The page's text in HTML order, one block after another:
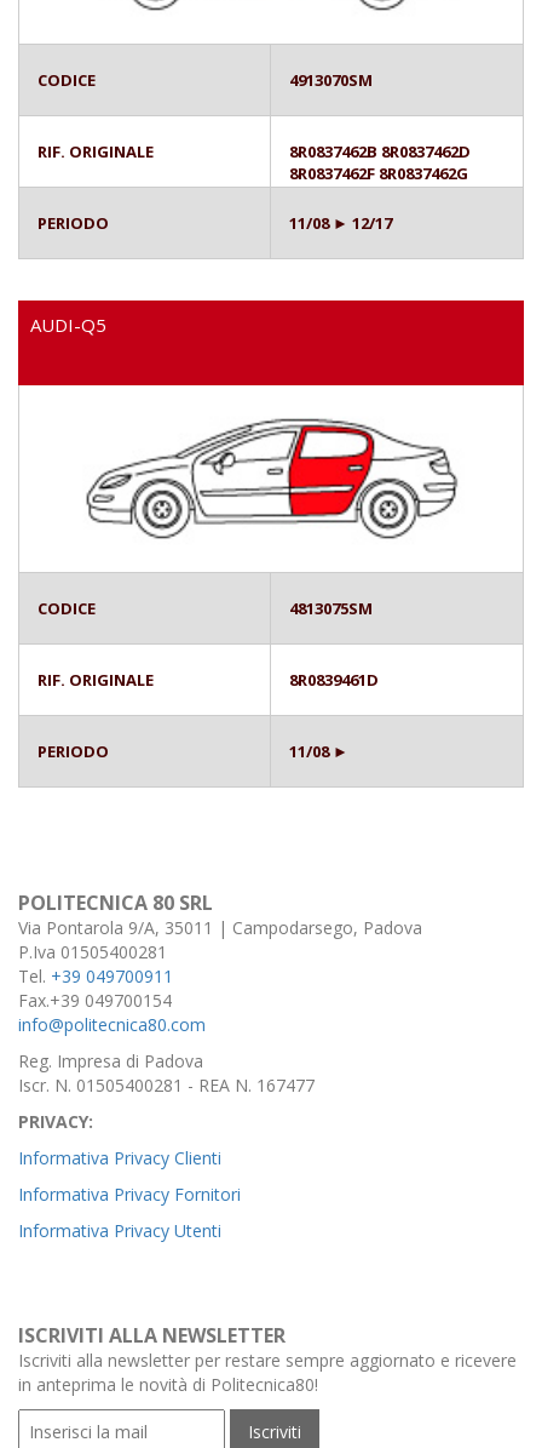
CODICE 4913070SM
RIF. ORIGINALE
8R0837462B 8R0837462D
8R0837462F 8R0837462G
PERIODO 11/08 ► 12/17
AUDI-Q5
CODICE 4813075SM
RIF. ORIGINALE 8R0839461D
PERIODO 11/08 ►
POLITECNICA 80 SRL
Via Pontarola 9/A, 35011 | Campodarsego, Padova
P.Iva 01505400281
Tel. +39 049700911
Fax.+39 049700154
info@politecnica80.com
Reg. Impresa di Padova
Iscr. N. 01505400281 - REA N. 167477
PRIVACY:
Informativa Privacy Clienti
Informativa Privacy Fornitori
Informativa Privacy Utenti
ISCRIVITI ALLA NEWSLETTER
Iscriviti alla newsletter per restare sempre aggiornato e ricevere
in anteprima le novità di Politecnica80!